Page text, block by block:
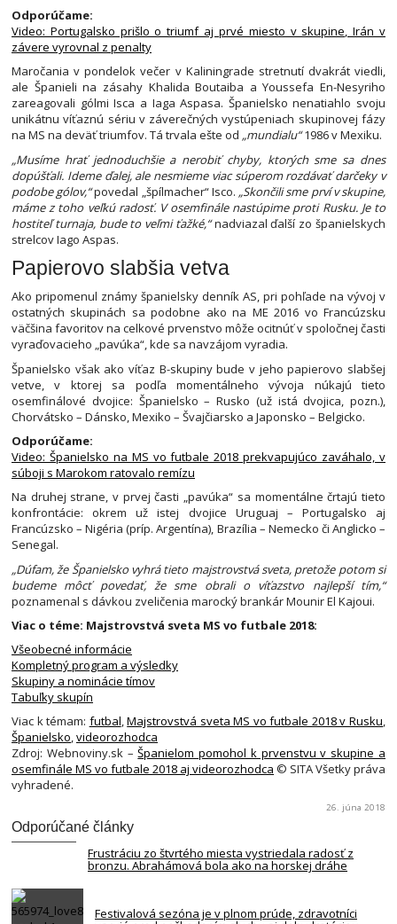
Odporúčame:
Video: Portugalsko prišlo o triumf aj prvé miesto v skupine, Irán v
závere vyrovnal z penalty
Maročania v pondelok večer v Kaliningrade stretnutí dvakrát viedli,
ale Španieli na zásahy Khalida Boutaiba a Youssefa En-Nesyriho
zareagovali gólmi Isca a Iaga Aspasa. Španielsko nenatiahlo svoju
unikátnu víťaznú sériu v záverečných vystúpeniach skupinovej fázy
na MS na deväť triumfov. Tá trvala ešte od „mundialu“1986 v Mexiku.
„Musíme hrať jednoduchšie a nerobiť chyby, ktorých sme sa dnes
dopúšťali. Ideme ďalej, ale nesmieme viac súperom rozdávať darčeky v
podobe gólov,“povedal „špílmacher“ Isco. „Skončili sme prví v skupine,
máme z toho veľkú radosť. V osemfinále nastúpime proti Rusku. Je to
hostiteľ turnaja, bude to veľmi ťažké,“nadviazal ďalší zo španielskych
strelcov Iago Aspas.
Papierovo slabšia vetva
Ako pripomenul známy španielsky denník AS, pri pohľade na vývoj v
ostatných skupinách sa podobne ako na ME 2016 vo Francúzsku
väčšina favoritov na celkové prvenstvo môže ocitnúť v spoločnej časti
vyraďovacieho „pavúka“, kde sa navzájom vyradia.
Španielsko však ako víťaz B-skupiny bude v jeho papierovo slabšej
vetve, v ktorej sa podľa momentálneho vývoja núkajú tieto
osemfinálové dvojice: Španielsko – Rusko (už istá dvojica, pozn.),
Chorvátsko – Dánsko, Mexiko – Švajčiarsko a Japonsko – Belgicko.
Odporúčame:
Video: Španielsko na MS vo futbale 2018 prekvapujúco zaváhalo, v
súboji s Marokom ratovalo remízu
Na druhej strane, v prvej časti „pavúka“ sa momentálne črtajú tieto
konfrontácie: okrem už istej dvojice Uruguaj – Portugalsko aj
Francúzsko – Nigéria (príp. Argentína), Brazília – Nemecko či Anglicko –
Senegal.
„Dúfam, že Španielsko vyhrá tieto majstrovstvá sveta, pretože potom si
budeme môcť povedať, že sme obrali o víťazstvo najlepší tím,“
poznamenal s dávkou zveličenia marocký brankár Mounir El Kajoui.
Viac o téme: Majstrovstvá sveta MS vo futbale 2018:
Všeobecné informácie
Kompletný program a výsledky
Skupiny a nominácie tímov
Tabuľky skupín
Viac k témam: futbal,Majstrovstvá sveta MS vo futbale 2018 v Rusku,
Španielsko,videorozhodca
Zdroj: Webnoviny.sk –Španielom pomohol k prvenstvu v skupine a
osemfinále MS vo futbale 2018 aj videorozhodca © SITA Všetky práva
vyhradené.
26. júna 2018
Odporúčané články
Frustráciu zo štvrtého miesta vystriedala radosť z
bronzu. Abrahámová bola ako na horskej dráhe
Festivalová sezóna je v plnom prúde, zdravotníci